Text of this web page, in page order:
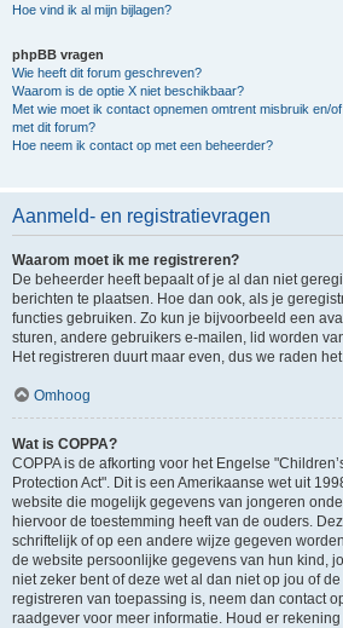
Hoe vind ik al mijn bijlagen?
phpBB vragen
Wie heeft dit forum geschreven?
Waarom is de optie X niet beschikbaar?
Met wie moet ik contact opnemen omtrent misbruik en/
met dit forum?
Hoe neem ik contact op met een beheerder?
Aanmeld- en registratievragen
Waarom moet ik me registreren?
De beheerder heeft bepaalt of je al dan niet
berichten te plaatsen. Hoe dan ook, als je
functies gebruiken. Zo kun je bijvoorbeeld een
sturen, andere gebruikers e-mailen, lid worden
Het registreren duurt maar even, dus we raden
Omhoog
Wat is COPPA?
COPPA is de afkorting voor het Engelse
Protection Act". Dit is een Amerikaanse wet uit
website die mogelijk gegevens van jongeren
hiervoor de toestemming heeft van de ouders.
schriftelijk of op een andere wijze gegeven
de website persoonlijke gegevens van hun kind,
niet zeker bent of deze wet al dan niet op jou of
registreren van toepassing is, neem dan contact
raadgever voor meer informatie. Houd er